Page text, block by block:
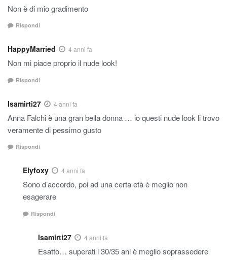
Non è di mio gradimento
Rispondi
HappyMarried 4 anni fa
Non mi piace proprio il nude look!
Rispondi
Isamirti27 4 anni fa
Anna Falchi è una gran bella donna … io questi nude look li trovo
veramente di pessimo gusto
Rispondi
Elyfoxy 4 anni fa
Sono d’accordo, poi ad una certa età è meglio non
esagerare
Rispondi
Isamirti27 4 anni fa
Esatto… superati i 30/35 ani è meglio soprassedere